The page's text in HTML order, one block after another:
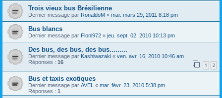
Trois vieux bus Brésilienne
Dernier message par RonaldoM « mar. mars 29, 2011 8:18 pm
Bus blancs
Dernier message par Flonl972 « jeu. sept. 02, 2010 10:13 pm
Des bus, des bus, des bus.........
Dernier message par Kashiwazaki « ven. avr. 16, 2010 10:46 am
Réponses : 16 1 2
Bus et taxis exotiques
Dernier message par AVEL « mar. févr. 23, 2010 5:38 pm
Réponses : 1